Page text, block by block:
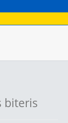
biteris